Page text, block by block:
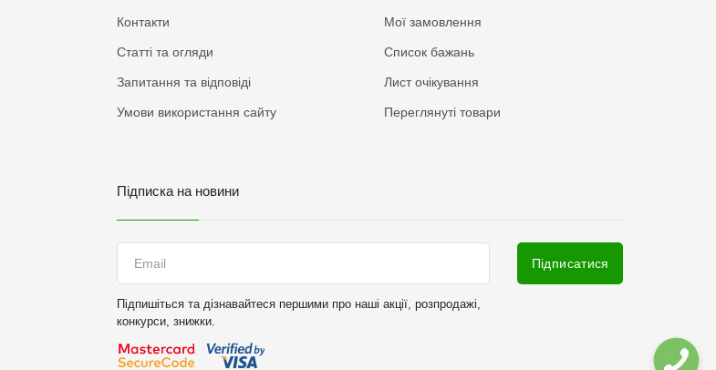
Контакти
Статті та огляди
Запитання та відповіді
Умови використання сайту
Мої замовлення
Список бажань
Лист очікування
Переглянуті товари
Підписка на новини
Підпишіться та дізнавайтеся першими про наші акції, розпродажі,
конкурси, знижки.
Підписатися